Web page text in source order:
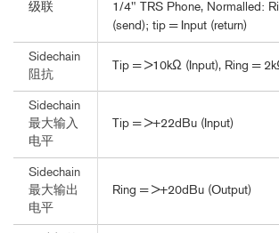
级联
1/4" TRS Phone, Normalled:
(send); tip = Input (return)
Sidechain
阻抗
Tip = >10kΩ (Input), Ring =
Sidechain
最大输入
电平
Tip = >+22dBu (Input)
Sidechain
最大输出
电平
Ring = >+20dBu (Output)